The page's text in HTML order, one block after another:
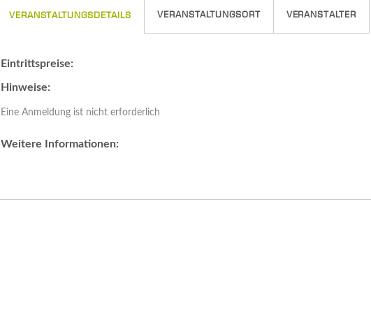
VERANSTALTUNGSDETAILS VERANSTALTUNGSORT VERANSTALTER
Eintrittspreise:
Hinweise:
Eine Anmeldung ist nicht erforderlich
Weitere Informationen: